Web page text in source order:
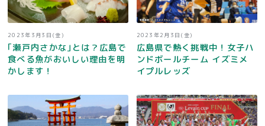
2023年3月3日(金)
｢瀬戸内さかな｣とは？広島で
食べる魚がおいしい理由を明
かします！
2023年2月3日(金)
広島県で熱く挑戦中！女子ハ
ンドボールチーム イズミメ
イプルレッズ